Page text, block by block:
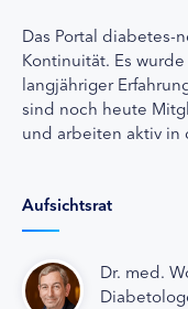
Das Portal diabetes-
Kontinuität. Es
langjähriger
sind noch heute
und arbeiten aktiv in
Aufsichtsrat
Dr. med.